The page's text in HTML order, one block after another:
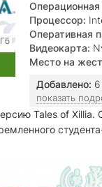
Процессор:
Оперативная
Видеокарта:
Intel Arc A310
Место на
Добавлено:
показать
Tales of